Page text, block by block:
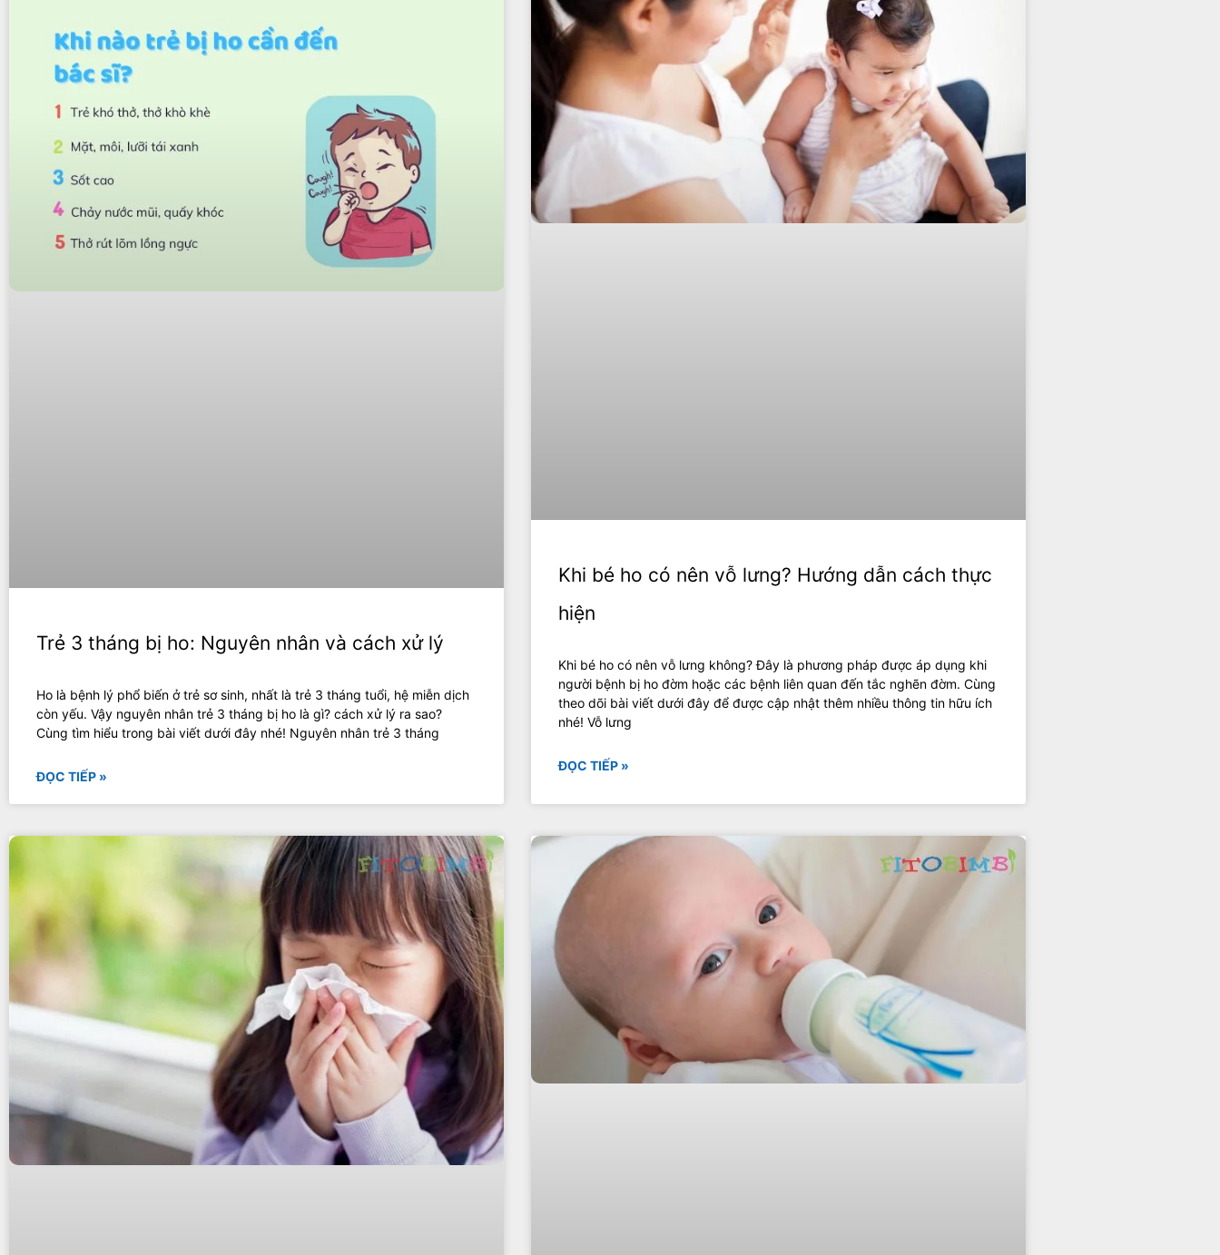
Trẻ 3 tháng bị ho: Nguyên nhân và cách xử lý
Ho là bệnh lý phổ biến ở trẻ sơ sinh, nhất là trẻ 3 tháng tuổi, hệ miễn dịch
còn yếu. Vậy nguyên nhân trẻ 3 tháng bị ho là gì? cách xử lý ra sao?
Cùng tìm hiểu trong bài viết dưới đây nhé! Nguyên nhân trẻ 3 tháng
ĐỌC TIẾP »
Khi bé ho có nên vỗ lưng? Hướng dẫn cách thực
hiện
Khi bé ho có nên vỗ lưng không? Đây là phương pháp được áp dụng khi
người bệnh bị ho đờm hoặc các bệnh liên quan đến tắc nghẽn đờm. Cùng
theo dõi bài viết dưới đây để được cập nhật thêm nhiều thông tin hữu ích
nhé! Vỗ lưng
ĐỌC TIẾP »